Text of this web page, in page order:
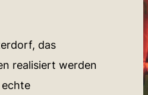
das
realisiert werden